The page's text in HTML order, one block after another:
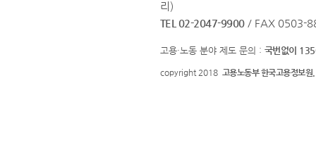
리)
TEL 02-2047-9900 / FAX 0503-
고용·노동 분야 제도 문의 : 국번없이
copyright 2018 고용노동부 한국고용정보원.